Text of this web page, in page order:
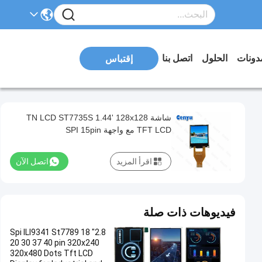
الحلول اتصل بنا إقتباس
شاشة TN LCD ST7735S 1.44' 128x128
TFT LCD مع واجهة SPI 15pin
اتصل الآن اقرأ المزيد
فيديوهات ذات صلة
2.8" Spi ILI9341 St7789 18
20 30 37 40 pin 320x240
320x480 Dots Tft LCD